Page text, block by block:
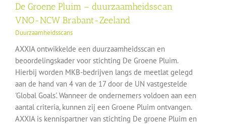
De Groene Pluim – duurzaamheidsscan
VNO-NCW Brabant-Zeeland
Duurzaamheidsscans
AXXIA ontwikkelde een duurzaamheidsscan en
beoordelingskader voor stichting De Groene Pluim.
Hierbij worden MKB-bedrijven langs de meetlat gelegd
aan de hand van 4 van de 17 door de UN vastgestelde
'Global Goals'. Wanneer de ondernemers voldoen aan een
aantal criteria, kunnen zij een Groene Pluim ontvangen.
AXXIA is kennispartner van stichting De groene Pluim en